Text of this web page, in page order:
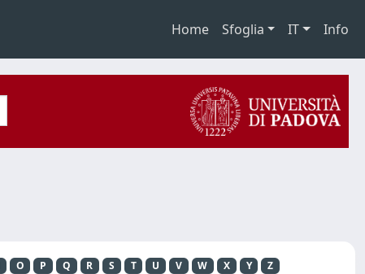
Home Sfoglia IT Info
O P Q R S T U V W X Y Z